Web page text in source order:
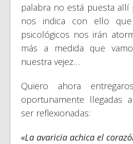
palabra no está puesta allí
nos indica con ello que
psicológicos nos irán
más a medida que
nuestra vejez…
Quiero ahora
oportunamente llegadas
ser reflexionadas:
«La avaricia achica el